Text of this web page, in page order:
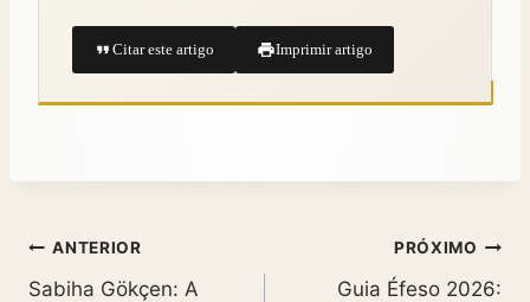
Citar este artigo Imprimir artigo
ANTERIOR
Sabiha Gökçen: A
PRÓXIMO
Guia Éfeso 2026: